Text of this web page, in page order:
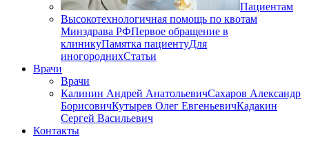
Пациентам
Высокотехнологичная помощь по квотам
Минздрава РФПервое обращение в
клиникуПамятка пациентуДля
иногороднихСтатьи
Врачи
Врачи
Калинин Андрей АнатольевичСахаров Александр
БорисовичКутырев Олег ЕвгеньевичКадакин
Сергей Васильевич
Контакты